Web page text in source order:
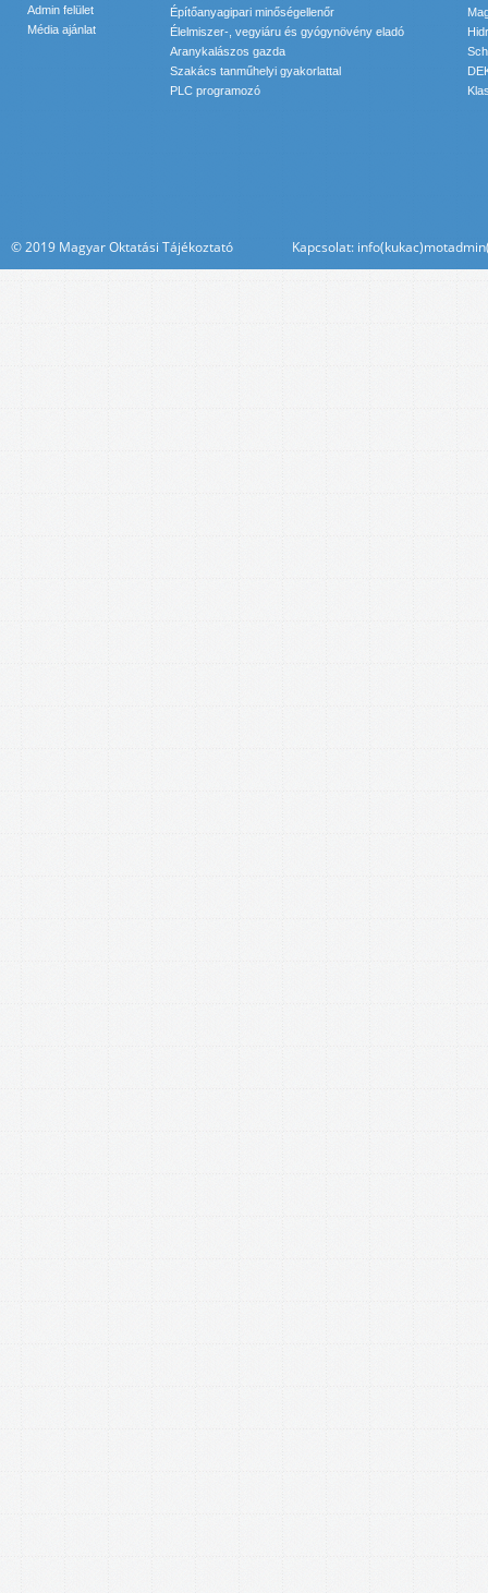
Admin felület
Média ajánlat
Építőanyagipari minőségellenőr
Élelmiszer-, vegyiáru és gyógynövény eladó
Aranykalászos gazda
Szakács tanműhelyi gyakorlattal
PLC programozó
© 2019 Magyar Oktatási Tájékoztató Kapcsolat: